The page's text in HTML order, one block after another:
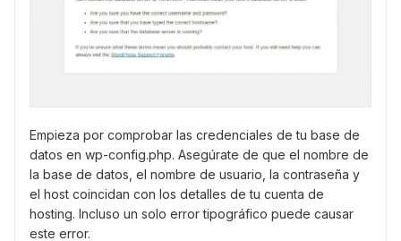
Empieza por comprobar las credenciales de tu base de
datos en wp-config.php. Asegúrate de que el nombre de
la base de datos, el nombre de usuario, la contraseña y
el host coincidan con los detalles de tu cuenta de
hosting. Incluso un solo error tipográfico puede causar
este error.